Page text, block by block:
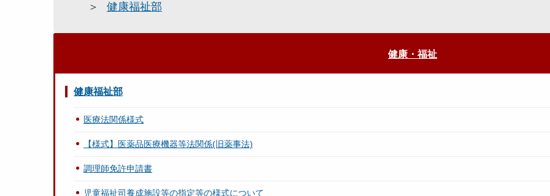
健康福祉部
健康・福祉
健康福祉部
医療法関係様式
【様式】医薬品医療機器等法関係(旧薬事法)
調理師免許申請書
児童福祉司養成施設等の指定等の様式について